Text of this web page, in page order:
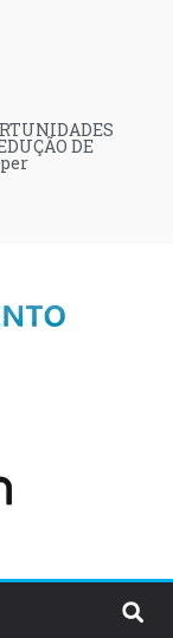
DE